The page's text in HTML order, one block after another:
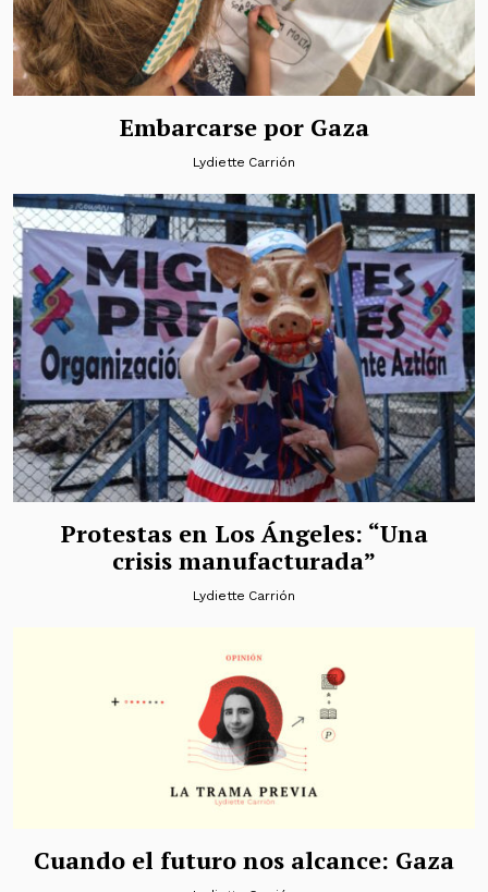
Embarcarse por Gaza
Lydiette Carrión
Protestas en Los Ángeles: “Una
crisis manufacturada”
Lydiette Carrión
Cuando el futuro nos alcance: Gaza